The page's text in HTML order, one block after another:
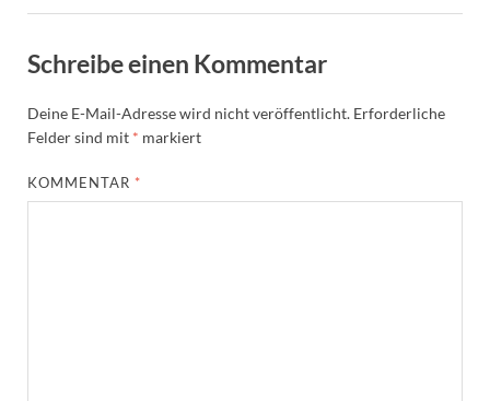
Schreibe einen Kommentar
Deine E-Mail-Adresse wird nicht veröffentlicht. Erforderliche
Felder sind mit * markiert
KOMMENTAR *